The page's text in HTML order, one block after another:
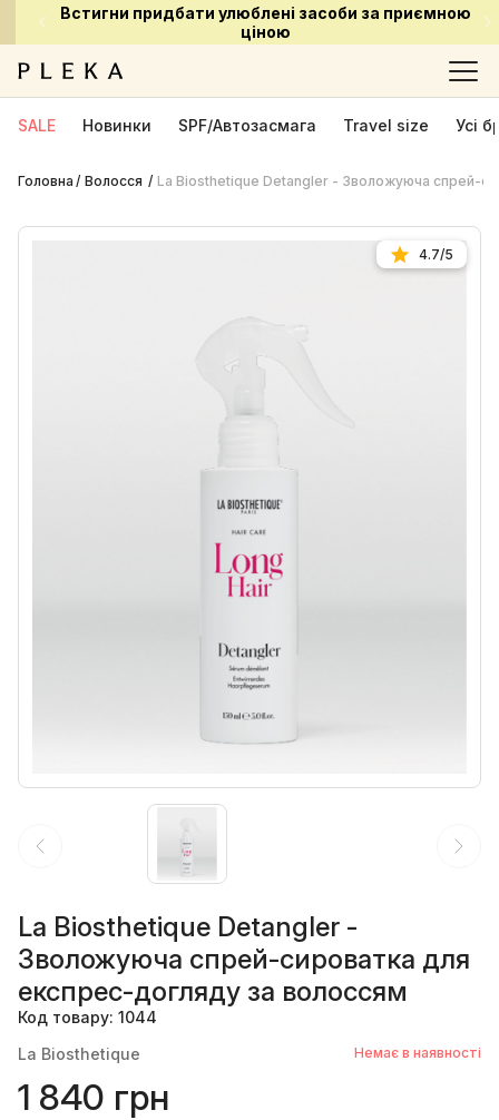
Встигни придбати улюблені засоби за приємною
ціною
SALE Новинки SPF/Автозасмага Travel size Усі
Головна Волосся La Biosthetique Detangler - Зволожуюча спрей-
4.7/5
La Biosthetique Detangler -
Зволожуюча спрей-сироватка для
експрес-догляду за волоссям
Код товару: 1044
La Biosthetique
Немає в наявності
1 840 грн